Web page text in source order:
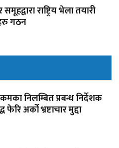
राष्ट्रिय भेला तयारी
गठन
निलम्बित प्रबन्ध निर्देशक
अर्को भ्रष्टाचार मुद्दा